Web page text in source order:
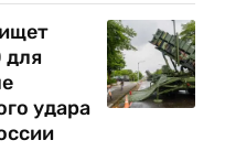
для
удара